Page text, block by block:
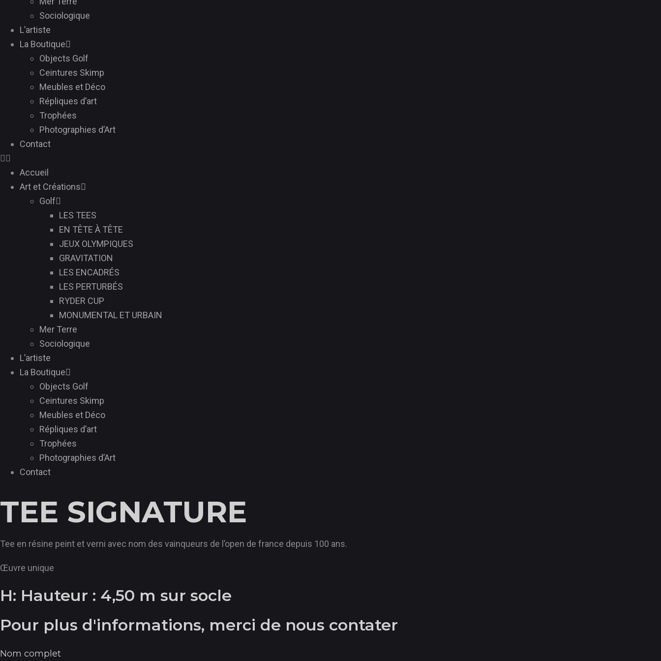
Sociologique
L’artiste
La Boutique
Objects Golf
Ceintures Skimp
Meubles et Déco
Répliques d’art
Trophées
Photographies d’Art
Contact
Accueil
Art et Créations
Golf
LES TEES
EN TÊTE À TÊTE
JEUX OLYMPIQUES
GRAVITATION
LES ENCADRÉS
LES PERTURBÉS
RYDER CUP
MONUMENTAL ET URBAIN
Mer Terre
Sociologique
L’artiste
La Boutique
Objects Golf
Ceintures Skimp
Meubles et Déco
Répliques d’art
Trophées
Photographies d’Art
Contact
TEE SIGNATURE
Tee en résine peint et verni avec nom des vainqueurs de l’open de france depuis 100 ans.
Œuvre unique
H: Hauteur : 4,50 m sur socle
Pour plus d'informations, merci de nous contater
Nom complet